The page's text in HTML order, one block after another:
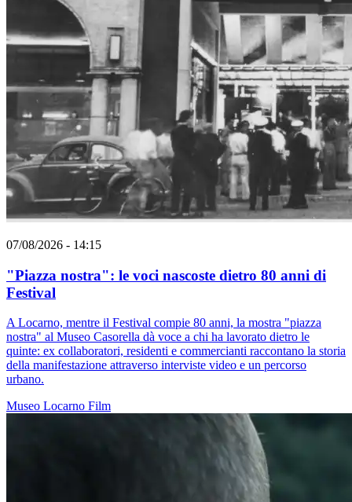
07/08/2026 - 14:15
"Piazza nostra": le voci nascoste dietro 80 anni di
Festival
A Locarno, mentre il Festival compie 80 anni, la mostra "piazza
nostra" al Museo Casorella dà voce a chi ha lavorato dietro le
quinte: ex collaboratori, residenti e commercianti raccontano la storia
della manifestazione attraverso interviste video e un percorso
urbano.
Museo Locarno Film